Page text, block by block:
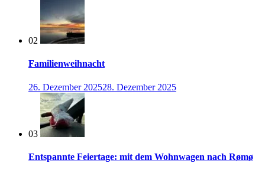
02
Familienweihnacht
26. Dezember 202528. Dezember 2025
03
Entspannte Feiertage: mit dem Wohnwagen nach Rømø